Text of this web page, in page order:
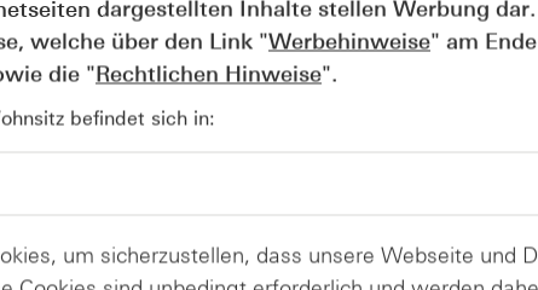
04
Kündigungen bei Derivaten -
vom 04.08.2026
dargestellten Inhalte stellen Werbung
welche über den Link "Werbehinweise" am
die "Rechtlichen Hinweise".
befindet sich in:
um sicherzustellen, dass unsere Webseite und